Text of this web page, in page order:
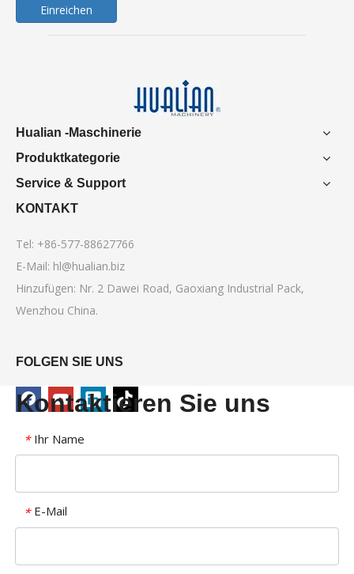
Einreichen
Hualian -Maschinerie
Produktkategorie
Service & Support
KONTAKT
Tel: +86-577-88627766
E-Mail: hl@hualian.biz
Hinzufügen: Nr. 2 Dawei Road, Gaoxiang Industrial Pack,
Wenzhou China.
FOLGEN SIE UNS
Kontaktieren Sie uns
* Ihr Name
* E-Mail